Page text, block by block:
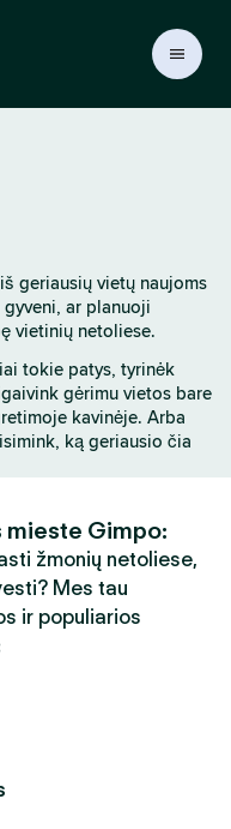
geriausių vietų naujoms
ar planuoji
vietinių netoliese.
tokie patys, tyrinėk
gėrimu vietos bare
kavinėje. Arba
ką geriausio čia
mieste Gimpo:
žmonių netoliese,
Mes tau
ir populiarios